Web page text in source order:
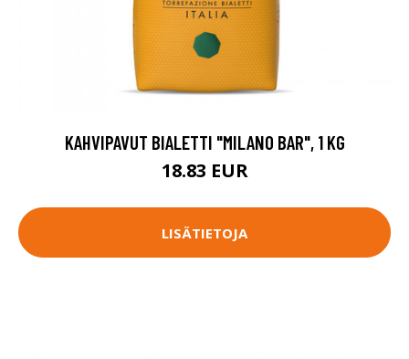
KAHVIPAVUT BIALETTI "MILANO BAR", 1 KG
18.83 EUR
LISÄTIETOJA